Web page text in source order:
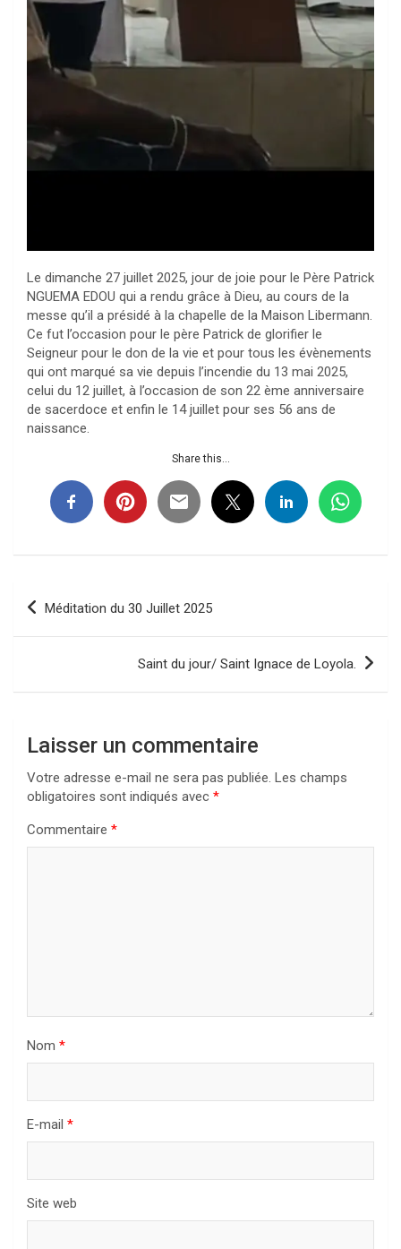
Le dimanche 27 juillet 2025, jour de joie pour le Père Patrick
NGUEMA EDOU qui a rendu grâce à Dieu, au cours de la
messe qu’il a présidé à la chapelle de la Maison Libermann.
Ce fut l’occasion pour le père Patrick de glorifier le
Seigneur pour le don de la vie et pour tous les évènements
qui ont marqué sa vie depuis l’incendie du 13 mai 2025,
celui du 12 juillet, à l’occasion de son 22 ème anniversaire
de sacerdoce et enfin le 14 juillet pour ses 56 ans de
naissance.
Share this...
Navigation
de
Méditation du 30 Juillet 2025
Saint du jour/ Saint Ignace de Loyola.
Laisser un commentaire
Votre adresse e-mail ne sera pas publiée. Les champs
obligatoires sont indiqués avec *
Commentaire *
Nom *
E-mail *
Site web